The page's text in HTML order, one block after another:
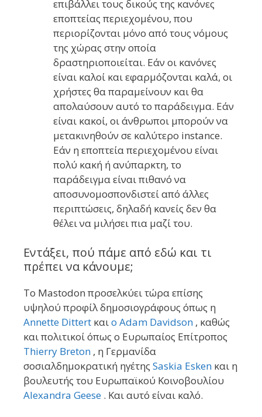
επιβάλλει τους δικούς της κανόνες
εποπτείας περιεχομένου, που
περιορίζονται μόνο από τους νόμους
της χώρας στην οποία
δραστηριοποιείται. Εάν οι κανόνες
είναι καλοί και εφαρμόζονται καλά, οι
χρήστες θα παραμείνουν και θα
απολαύσουν αυτό το παράδειγμα. Εάν
είναι κακοί, οι άνθρωποι μπορούν να
μετακινηθούν σε καλύτερο instance.
Εάν η εποπτεία περιεχομένου είναι
πολύ κακή ή ανύπαρκτη, το
παράδειγμα είναι πιθανό να
αποσυνομοσπονδιστεί από άλλες
περιπτώσεις, δηλαδή κανείς δεν θα
θέλει να μιλήσει πια μαζί του.
Εντάξει, πού πάμε από εδώ και τι
πρέπει να κάνουμε;
Το Mastodon προσελκύει τώρα επίσης
υψηλού προφίλ δημοσιογράφους όπως η
Annette Dittert καιο Adam Davidson , καθώς
και πολιτικοί όπως ο Ευρωπαίος Επίτροπος
Thierry Breton , η Γερμανίδα
σοσιαλδημοκρατική ηγέτης Saskia Esken και η
βουλευτής του Ευρωπαϊκού Κοινοβουλίου
Alexandra Geese . Και αυτό είναι καλό.